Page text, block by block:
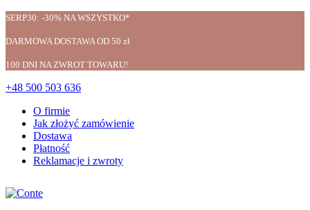
SERP30: -30% NA WSZYSTKO*
DARMOWA DOSTAWA OD 50 zł
100 DNI NA ZWROT TOWARU!
+48 500 503 636
O firmie
Jak złożyć zamówienie
Dostawa
Płatność
Reklamacje i zwroty